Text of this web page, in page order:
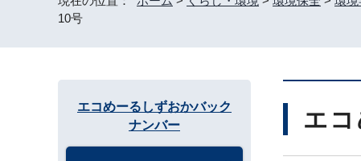
10号
エ
エコめーるしずおかバック
ナンバー